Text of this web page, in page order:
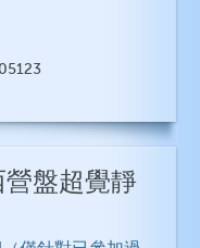
營盤超覺靜